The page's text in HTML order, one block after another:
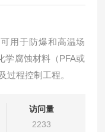
用于防爆和高温场
学腐蚀材料（PFA或
过程控制工程。
访问量
2233